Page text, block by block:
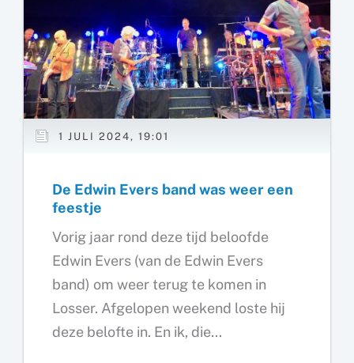
1 JULI 2024, 19:01
De Edwin Evers band was weer een
feestje
Vorig jaar rond deze tijd beloofde
Edwin Evers (van de Edwin Evers
band) om weer terug te komen in
Losser. Afgelopen weekend loste hij
deze belofte in. En ik, die...